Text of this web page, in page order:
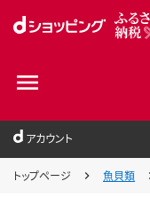
アカウント
トップページ 魚貝類